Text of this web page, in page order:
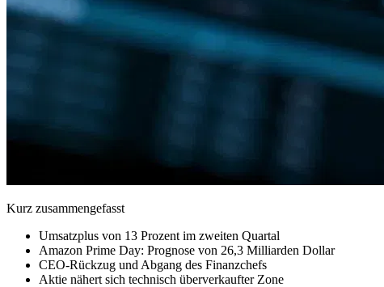
Kurz zusammengefasst
Umsatzplus von 13 Prozent im zweiten Quartal
Amazon Prime Day: Prognose von 26,3 Milliarden Dollar
CEO-Rückzug und Abgang des Finanzchefs
Aktie nähert sich technisch überverkaufter Zone